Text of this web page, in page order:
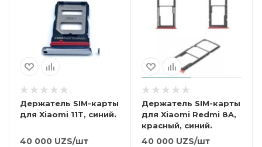
Держатель SIM-карты
для Xiaomi 11T, синий.
40 000 UZS/шт
Держатель SIM-карты
для Xiaomi Redmi 8A,
красный, синий.
40 000 UZS/шт